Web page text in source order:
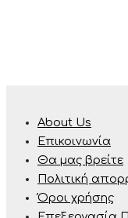
About Us
Επικοινωνία
Θα μας βρείτε
Πολιτική
Όροι χρήσης